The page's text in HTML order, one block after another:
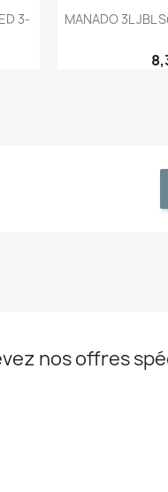
3-

MANADO 3L
nos offres